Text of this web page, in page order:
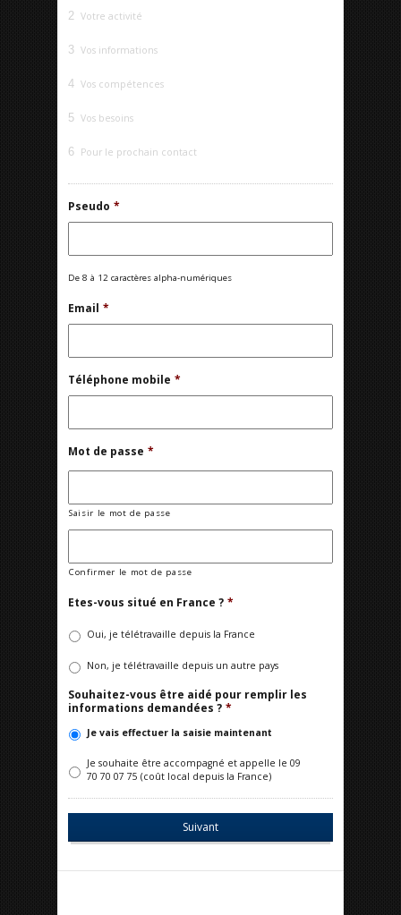
2 Votre activité
3 Vos informations
4 Vos compétences
5 Vos besoins
6 Pour le prochain contact
Pseudo *
De 8 à 12 caractères alpha-numériques
Email *
Téléphone mobile *
Mot de passe *
Saisir le mot de passe
Confirmer le mot de passe
Etes-vous situé en France ? *
Oui, je télétravaille depuis la France
Non, je télétravaille depuis un autre pays
Souhaitez-vous être aidé pour remplir les
informations demandées ? *
Je vais effectuer la saisie maintenant
Je souhaite être accompagné et appelle le 09
70 70 07 75 (coût local depuis la France)